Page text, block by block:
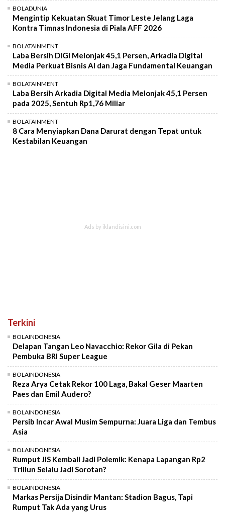
BOLADUNIA
Mengintip Kekuatan Skuat Timor Leste Jelang Laga
Kontra Timnas Indonesia di Piala AFF 2026
BOLATAINMENT
Laba Bersih DIGI Melonjak 45,1 Persen, Arkadia Digital
Media Perkuat Bisnis AI dan Jaga Fundamental Keuangan
BOLATAINMENT
Laba Bersih Arkadia Digital Media Melonjak 45,1 Persen
pada 2025, Sentuh Rp1,76 Miliar
BOLATAINMENT
8 Cara Menyiapkan Dana Darurat dengan Tepat untuk
Kestabilan Keuangan
Terkini
BOLAINDONESIA
Delapan Tangan Leo Navacchio: Rekor Gila di Pekan
Pembuka BRI Super League
BOLAINDONESIA
Reza Arya Cetak Rekor 100 Laga, Bakal Geser Maarten
Paes dan Emil Audero?
BOLAINDONESIA
Persib Incar Awal Musim Sempurna: Juara Liga dan Tembus
Asia
BOLAINDONESIA
Rumput JIS Kembali Jadi Polemik: Kenapa Lapangan Rp2
Triliun Selalu Jadi Sorotan?
BOLAINDONESIA
Markas Persija Disindir Mantan: Stadion Bagus, Tapi
Rumput Tak Ada yang Urus